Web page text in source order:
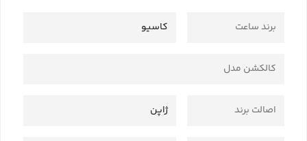
برند ساعت کاسیو
کالکشن مدل
اصالت برند ژاپن